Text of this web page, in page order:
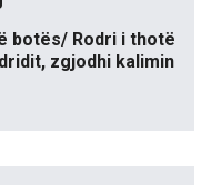
botës/ Rodri i thotë
zgjodhi kalimin